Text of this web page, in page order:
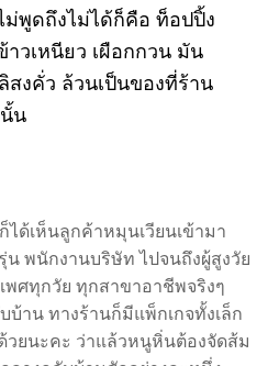
ม่พูดถึงไม่ได้ก็คือ ท็อปปิ้ง
าวเหนียว เผือกกวน มัน
สงคั่ว ล้วนเป็นของที่ร้าน
น
ด้เห็นลูกค้าหมุนเวียนเข้ามา
น พนักงานบริษัท ไปจนถึงผู้สูงวัย
พศทุกวัย ทุกสาขาอาชีพจริงๆ
บ้าน ทางร้านก็มีแพ็กเกจทั้งเล็ก
วยนะคะ ว่าแล้วหนูหิ่นต้องจัดส้ม